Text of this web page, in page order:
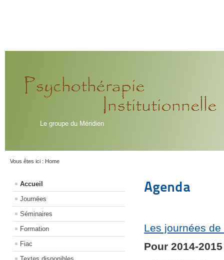
Le groupe du Méridien
Vous êtes ici : Home
Accueil
Journées
Séminaires
Formation
Fiac
Agenda
Les journées
Pour 2014-